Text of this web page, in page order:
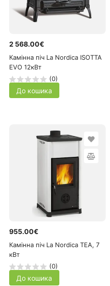
2 568.00€
Камінна піч La Nordica ISOTTA
EVO 12кВт
(0)
До кошика
955.00€
Камінна піч La Nordica TEA, 7
кВт
(0)
До кошика